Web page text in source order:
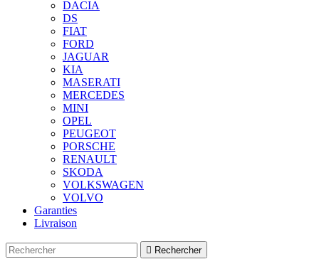
DACIA
DS
FIAT
FORD
JAGUAR
KIA
MASERATI
MERCEDES
MINI
OPEL
PEUGEOT
PORSCHE
RENAULT
SKODA
VOLKSWAGEN
VOLVO
Garanties
Livraison
 Rechercher